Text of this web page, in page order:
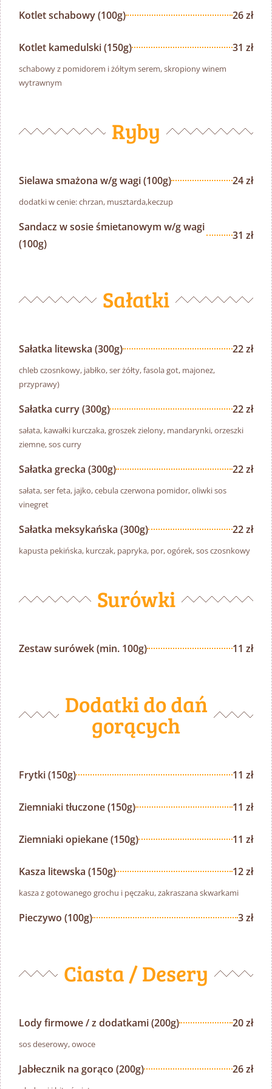
Kotlet schabowy (100g) 26 zł
Kotlet kamedulski (150g) 31 zł
schabowy z pomidorem i żółtym serem, skropiony winem
wytrawnym
Ryby
Sielawa smażona w/g wagi (100g) 24 zł
dodatki w cenie: chrzan, musztarda,keczup
Sandacz w sosie śmietanowym w/g wagi
(100g)
31 zł
Sałatki
Sałatka litewska (300g) 22 zł
chleb czosnkowy, jabłko, ser żółty, fasola got, majonez,
przyprawy)
Sałatka curry (300g) 22 zł
sałata, kawałki kurczaka, groszek zielony, mandarynki, orzeszki
ziemne, sos curry
Sałatka grecka (300g) 22 zł
sałata, ser feta, jajko, cebula czerwona pomidor, oliwki sos
vinegret
Sałatka meksykańska (300g) 22 zł
kapusta pekińska, kurczak, papryka, por, ogórek, sos czosnkowy
Surówki
Zestaw surówek (min. 100g) 11 zł
Dodatki do dań
gorących
Frytki (150g) 11 zł
Ziemniaki tłuczone (150g) 11 zł
Ziemniaki opiekane (150g) 11 zł
Kasza litewska (150g) 12 zł
kasza z gotowanego grochu i pęczaku, zakraszana skwarkami
Pieczywo (100g) 3 zł
Ciasta / Desery
Lody firmowe / z dodatkami (200g) 20 zł
sos deserowy, owoce
Jabłecznik na gorąco (200g) 26 zł